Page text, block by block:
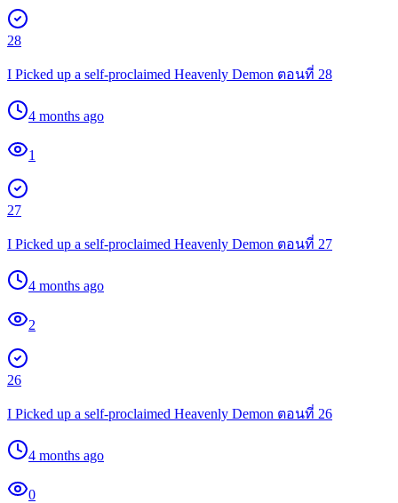
28
I Picked up a self-proclaimed Heavenly Demon ตอนที่ 28
4 months ago
1
27
I Picked up a self-proclaimed Heavenly Demon ตอนที่ 27
4 months ago
2
26
I Picked up a self-proclaimed Heavenly Demon ตอนที่ 26
4 months ago
0